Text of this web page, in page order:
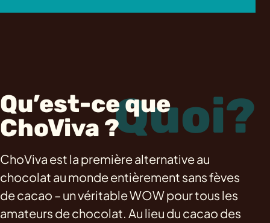
Quoi?
Qu’est-ce que
ChoViva ?
ChoViva est la première alternative au
chocolat au monde entièrement sans fèves
de cacao – un véritable WOW pour tous les
amateurs de chocolat. Au lieu du cacao des